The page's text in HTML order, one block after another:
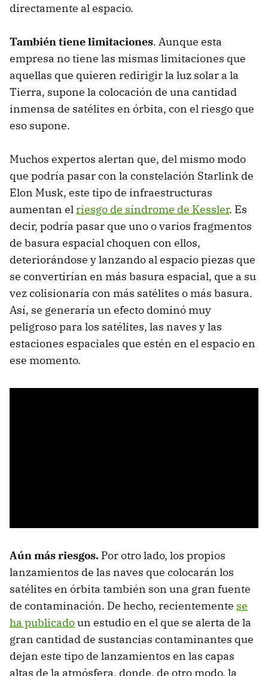
directamente al espacio.
También tiene limitaciones. Aunque esta
empresa no tiene las mismas limitaciones que
aquellas que quieren redirigir la luz solar a la
Tierra, supone la colocación de una cantidad
inmensa de satélites en órbita, con el riesgo que
eso supone.
Muchos expertos alertan que, del mismo modo
que podría pasar con la constelación Starlink de
Elon Musk, este tipo de infraestructuras
aumentan elriesgo de síndrome de Kessler. Es
decir, podría pasar que uno o varios fragmentos
de basura espacial choquen con ellos,
deteriorándose y lanzando al espacio piezas que
se convertirían en más basura espacial, que a su
vez colisionaría con más satélites o más basura.
Así, se generaría un efecto dominó muy
peligroso para los satélites, las naves y las
estaciones espaciales que estén en el espacio en
ese momento.
Aún más riesgos. Por otro lado, los propios
lanzamientos de las naves que colocarán los
satélites en órbita también son una gran fuente
de contaminación. De hecho, recientemente se
ha publicadoun estudio en el que se alerta de la
gran cantidad de sustancias contaminantes que
dejan este tipo de lanzamientos en las capas
altas de la atmósfera, donde, de otro modo, la